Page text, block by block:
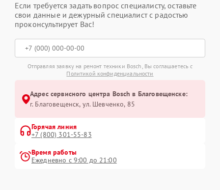
Если требуется задать вопрос специалисту, оставьте
свои данные и дежурный специалист с радостью
проконсультирует Вас!
Отправляя заявку на ремонт техники Bosch, Вы соглашаетесь с
Политикой конфиденциальности
Адрес сервисного центра Bosch в Благовещенске:
г. Благовещенск, ул. Шевченко, 85
Горячая линия
+7 (800) 301-55-83
Время работы
Ежедневно с 9:00 до 21:00